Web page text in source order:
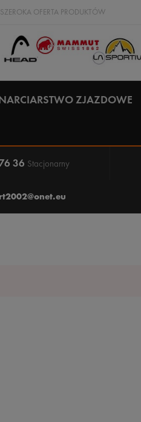
SZEROKA OFERTA PRODUKTÓW
ZJAZDOWE
36 Stacjonarny